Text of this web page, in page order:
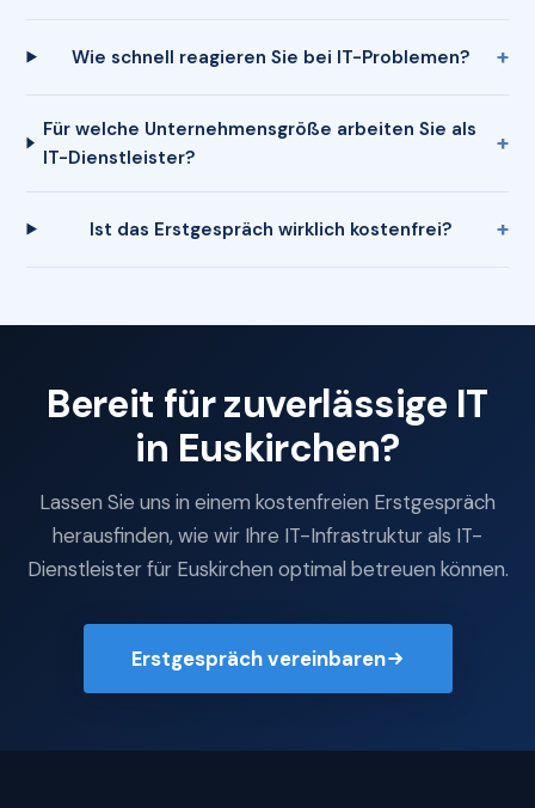
Wie schnell reagieren Sie bei IT-Problemen?
Für welche Unternehmensgröße arbeiten Sie als
IT-Dienstleister?
Ist das Erstgespräch wirklich kostenfrei?
Bereit für zuverlässige IT
in Euskirchen?
Lassen Sie uns in einem kostenfreien Erstgespräch
herausfinden, wie wir Ihre IT-Infrastruktur als IT-
Dienstleister für Euskirchen optimal betreuen können.
Erstgespräch vereinbaren